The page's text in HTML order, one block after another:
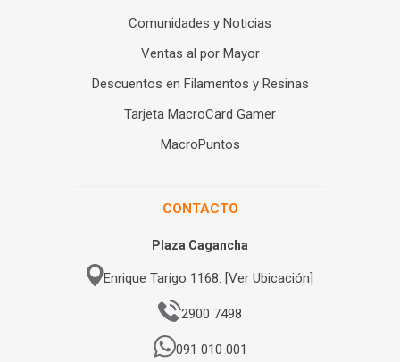
Comunidades y Noticias
Ventas al por Mayor
Descuentos en Filamentos y Resinas
Tarjeta MacroCard Gamer
MacroPuntos
CONTACTO
Plaza Cagancha
Enrique Tarigo 1168. [Ver Ubicación]
2900 7498
091 010 001